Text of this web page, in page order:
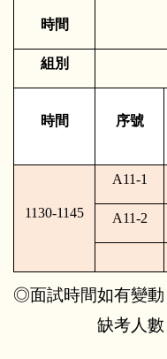
時間
組別
時間 序號
1130-1145
A11-1
A11-2
◎面試時間如有變動
缺考人數